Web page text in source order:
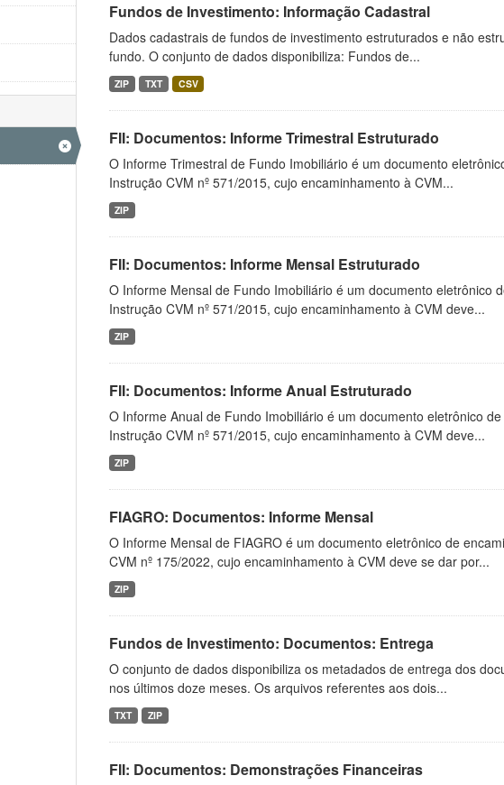
Fundos de Investimento: Informação Cadastral
Dados cadastrais de fundos de investimento estruturados e não
fundo. O conjunto de dados disponibiliza: Fundos de...
ZIP TXT CSV
FII: Documentos: Informe Trimestral Estruturado
O Informe Trimestral de Fundo Imobiliário é um documento
Instrução CVM nº 571/2015, cujo encaminhamento à CVM...
ZIP
FII: Documentos: Informe Mensal Estruturado
O Informe Mensal de Fundo Imobiliário é um documento eletrônico
Instrução CVM nº 571/2015, cujo encaminhamento à CVM deve...
ZIP
FII: Documentos: Informe Anual Estruturado
O Informe Anual de Fundo Imobiliário é um documento eletrônico
Instrução CVM nº 571/2015, cujo encaminhamento à CVM deve...
ZIP
FIAGRO: Documentos: Informe Mensal
O Informe Mensal de FIAGRO é um documento eletrônico de
CVM nº 175/2022, cujo encaminhamento à CVM deve se dar por...
ZIP
Fundos de Investimento: Documentos: Entrega
O conjunto de dados disponibiliza os metadados de entrega dos
nos últimos doze meses. Os arquivos referentes aos dois...
TXT ZIP
FII: Documentos: Demonstrações Financeiras